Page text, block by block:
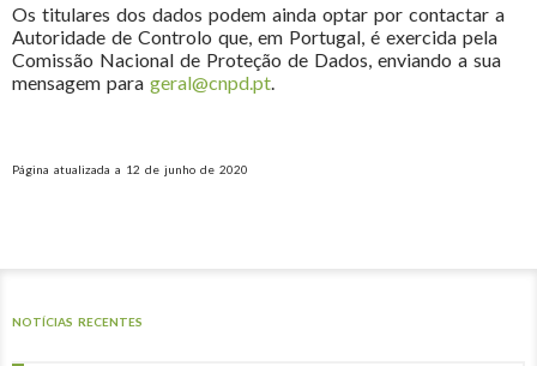
Os titulares dos dados podem ainda optar por contactar a
Autoridade de Controlo que, em Portugal, é exercida pela
Comissão Nacional de Proteção de Dados, enviando a sua
mensagem para geral@cnpd.pt.
Página atualizada a 12 de junho de 2020
NOTÍCIAS RECENTES